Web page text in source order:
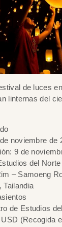
de luces
linternas del
noviembre de
9 de
del Norte
– Samoeng
Tailandia
de Estudios
(Recogida